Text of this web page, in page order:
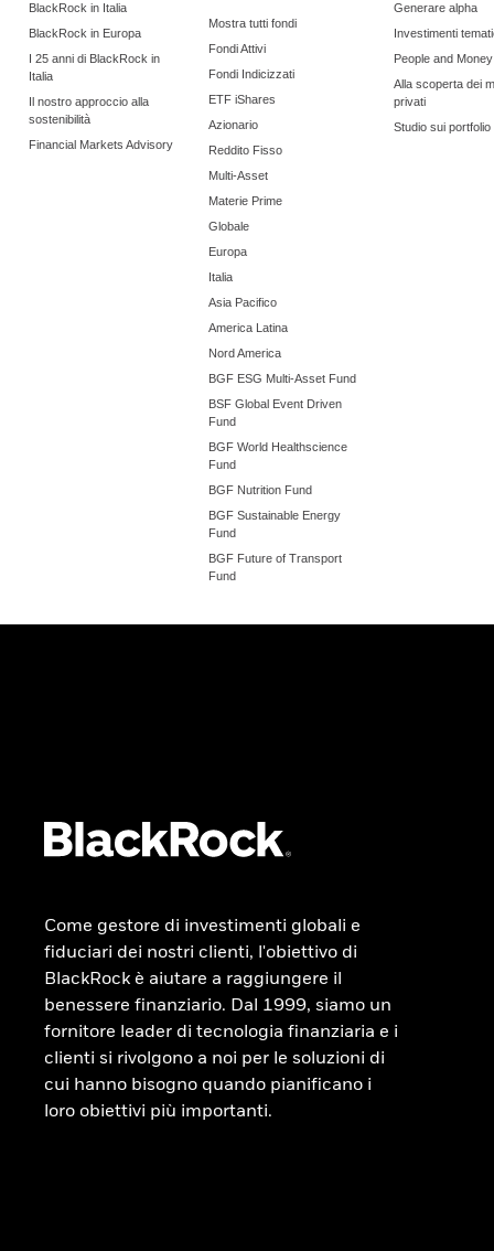
BlackRock in Italia
BlackRock in Europa
I 25 anni di BlackRock in
Italia
Il nostro approccio alla
sostenibilità
Financial Markets Advisory
Mostra tutti fondi
Fondi Attivi
Fondi Indicizzati
ETF iShares
Azionario
Reddito Fisso
Multi-Asset
Materie Prime
Globale
Europa
Italia
Asia Pacifico
America Latina
Nord America
BGF ESG Multi-Asset Fund
BSF Global Event Driven
Fund
BGF World Healthscience
Fund
BGF Nutrition Fund
BGF Sustainable Energy
Fund
BGF Future of Transport
Fund
Generare alpha
Investimenti
People and
Alla scoperta dei
privati
Studio sui portfolio
Come gestore di investimenti globali e
fiduciari dei nostri clienti, l'obiettivo di
BlackRock è aiutare a raggiungere il
benessere finanziario. Dal 1999, siamo un
fornitore leader di tecnologia finanziaria e i
clienti si rivolgono a noi per le soluzioni di
cui hanno bisogno quando pianificano i
loro obiettivi più importanti.